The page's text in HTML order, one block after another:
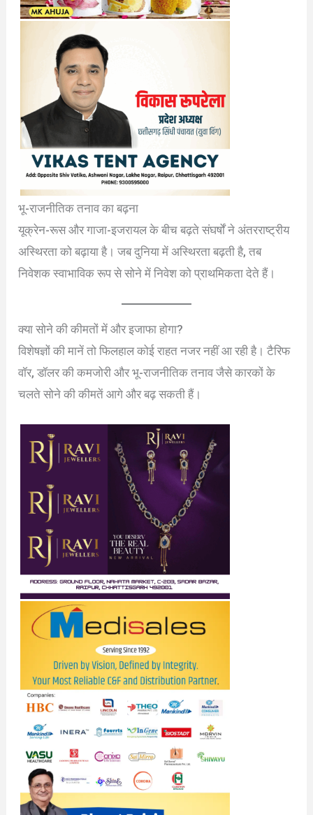
भू-राजनीतिक तनाव का बढ़ना
यूक्रेन-रूस और गाजा-इजरायल के बीच बढ़ते संघर्षों ने अंतरराष्ट्रीय
अस्थिरता को बढ़ाया है। जब दुनिया में अस्थिरता बढ़ती है, तब
निवेशक स्वाभाविक रूप से सोने में निवेश को प्राथमिकता देते हैं।
क्या सोने की कीमतों में और इजाफा होगा?
विशेषज्ञों की मानें तो फिलहाल कोई राहत नजर नहीं आ रही है। टैरिफ
वॉर, डॉलर की कमजोरी और भू-राजनीतिक तनाव जैसे कारकों के
चलते सोने की कीमतें आगे और बढ़ सकती हैं।